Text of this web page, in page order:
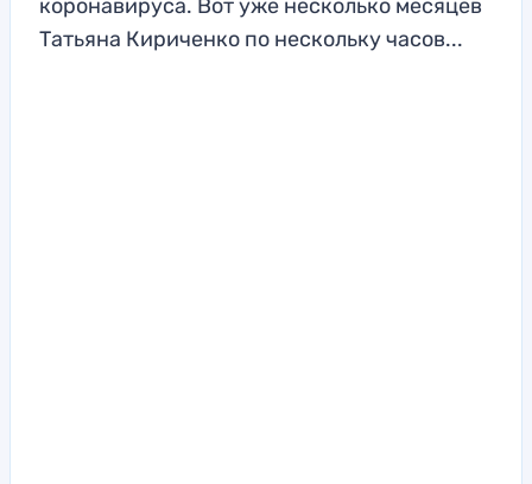
коронавируса. Вот уже несколько месяцев
Татьяна Кириченко по нескольку часов...